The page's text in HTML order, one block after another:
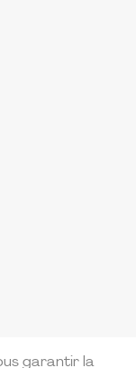
garantir la